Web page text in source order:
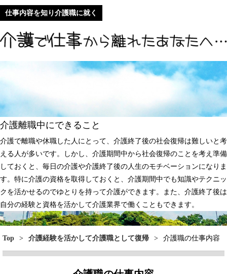
仕事内容を知り介護職に就く
介護離職中にできること
介護で離職や休職した人にとって、介護終了後の社会復帰は難しいと考
える人が多いです。しかし、介護期間中から社会復帰のことを考え準備
しておくと、毎日の介護や介護終了後の人生のモチベーションになりま
す。特に介護の資格を取得しておくと、介護期間中でも知識やテクニッ
クを活かせるのでゆとりを持って介護ができます。また、介護終了後は
自分の経験と資格を活かして介護業界で働くこともできます。
Top > 介護経験を活かして介護職として復帰 > 介護職の仕事内容